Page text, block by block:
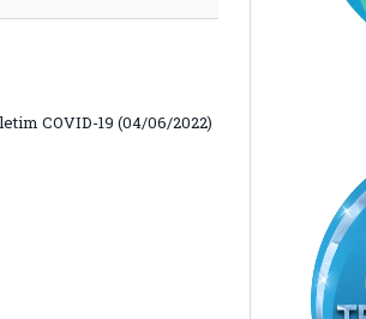
COVID-19 (04/06/2022)